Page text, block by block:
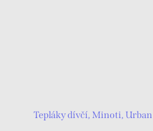
Tepláky dívčí, Minoti, Urban